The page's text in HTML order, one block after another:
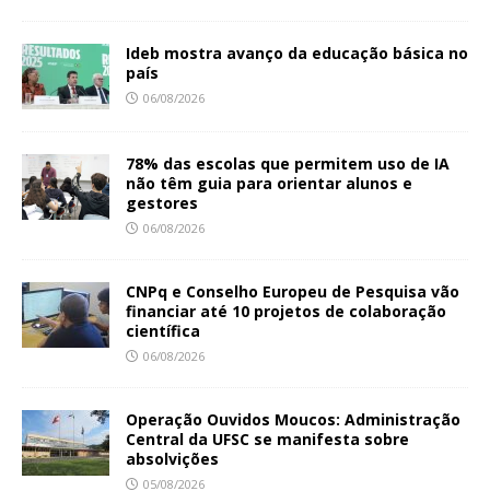
Ideb mostra avanço da educação básica no
país
06/08/2026
78% das escolas que permitem uso de IA
não têm guia para orientar alunos e
gestores
06/08/2026
CNPq e Conselho Europeu de Pesquisa vão
financiar até 10 projetos de colaboração
científica
06/08/2026
Operação Ouvidos Moucos: Administração
Central da UFSC se manifesta sobre
absolvições
05/08/2026